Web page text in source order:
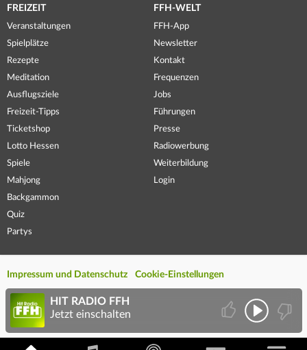
FREIZEIT
Veranstaltungen
Spielplätze
Rezepte
Meditation
Ausflugsziele
Freizeit-Tipps
Ticketshop
Lotto Hessen
Spiele
Mahjong
Backgammon
Quiz
Partys
FFH-WELT
FFH-App
Newsletter
Kontakt
Frequenzen
Jobs
Führungen
Presse
Radiowerbung
Weiterbildung
Login
Impressum und Datenschutz Cookie-Einstellungen
HIT RADIO FFH
Jetzt einschalten